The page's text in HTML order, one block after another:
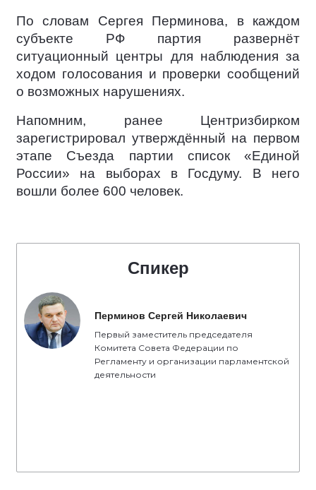
По словам Сергея Перминова, в каждом
субъекте РФ партия развернёт
ситуационный центры для наблюдения за
ходом голосования и проверки сообщений
о возможных нарушениях.
Напомним, ранее Центризбирком
зарегистрировал утверждённый на первом
этапе Съезда партии список «Единой
России» на выборах в Госдуму. В него
вошли более 600 человек.
Спикер
Перминов Сергей Николаевич
Первый заместитель председателя
Комитета Совета Федерации по
Регламенту и организации парламентской
деятельности